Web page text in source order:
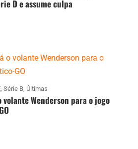
D e assume culpa
, Série B, Últimas
Wenderson para o jogo